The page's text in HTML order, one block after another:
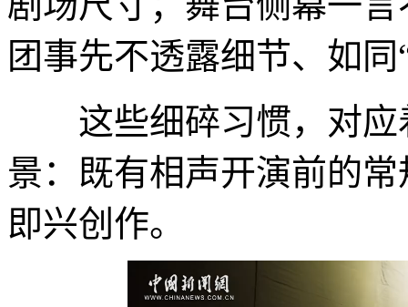
团事先不透露细节、如
这些细碎习惯，对应
景：既有相声开演前的
即兴创作。